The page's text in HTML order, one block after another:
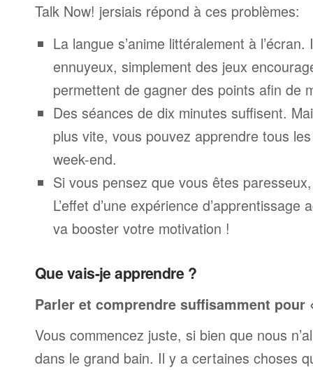
Talk Now! jersiais répond à ces problèmes:
La langue s’anime littéralement à l’écran.
ennuyeux, simplement des jeux
permettent de gagner des points afin de
Des séances de dix minutes suffisent.
plus vite, vous pouvez apprendre tous
week-end.
Si vous pensez que vous êtes
L’effet d’une expérience
va booster votre motivation !
Que vais-je apprendre ?
Parler et comprendre suffisamment pour
Vous commencez juste, si bien que nous
dans le grand bain. Il y a certaines choses